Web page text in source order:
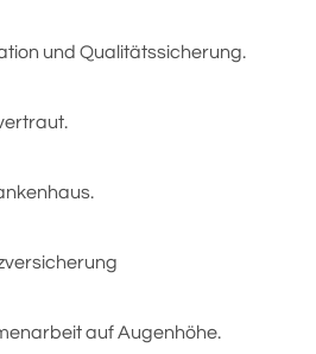
und Qualitätssicherung.
auf Augenhöhe.